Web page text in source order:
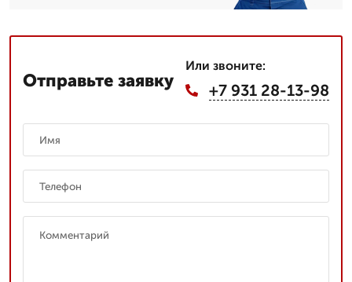
Отправьте заявку
Или звоните:
+7 931 28-13-98